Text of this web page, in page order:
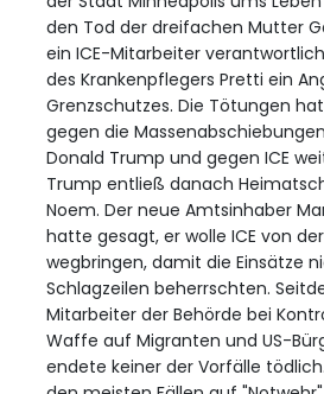
den Tod der dreifachen Mutter
ein ICE-Mitarbeiter
des Krankenpflegers Pretti ein
Grenzschutzes. Die Tötungen
gegen die
Donald Trump und gegen ICE
Trump entließ danach
Noem. Der neue Amtsinhaber
hatte gesagt, er wolle ICE von
wegbringen, damit die Einsätze
Schlagzeilen beherrschten.
Mitarbeiter der Behörde bei
Waffe auf Migranten und US-
endete keiner der Vorfälle